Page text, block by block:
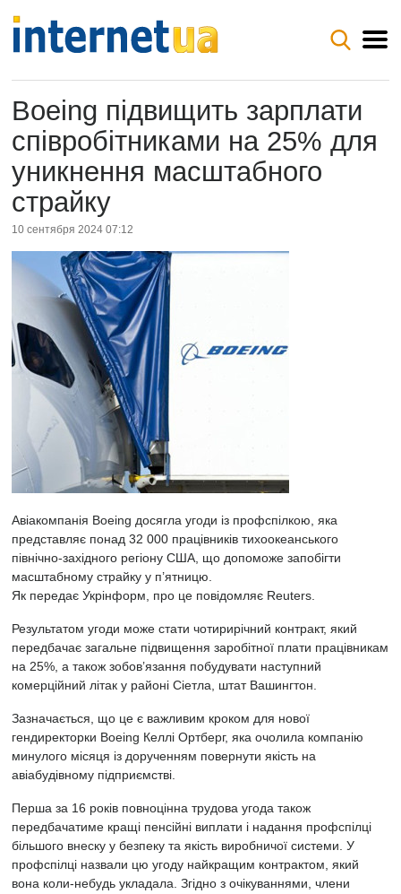
Boeing підвищить зарплати
співробітниками на 25% для
уникнення масштабного
страйку
10 сентября 2024 07:12
Авіакомпанія Boeing досягла угоди із профспілкою, яка
представляє понад 32 000 працівників тихоокеанського
північно-західного регіону США, що допоможе запобігти
масштабному страйку у п’ятницю.
Як передає Укрінформ, про це повідомляє Reuters.
Результатом угоди може стати чотирирічний контракт, який
передбачає загальне підвищення заробітної плати працівникам
на 25%, а також зобов’язання побудувати наступний
комерційний літак у районі Сіетла, штат Вашингтон.
Зазначається, що це є важливим кроком для нової
гендиректорки Boeing Келлі Ортберг, яка очолила компанію
минулого місяця із дорученням повернути якість на
авіабудівному підприємстві.
Перша за 16 років повноцінна трудова угода також
передбачатиме кращі пенсійні виплати і надання профспілці
більшого внеску у безпеку та якість виробничої системи. У
профспілці назвали цю угоду найкращим контрактом, який
вона коли-небудь укладала. Згідно з очікуваннями, члени